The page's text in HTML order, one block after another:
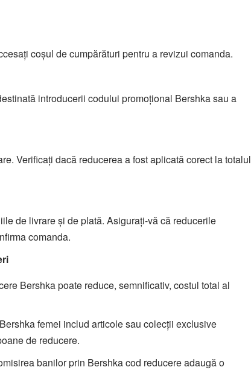
coșul de cumpărături pentru a revizui comanda.
introducerii codului promoțional Bershka sau a
Verificați dacă reducerea a fost aplicată corect la totalul
de livrare și de plată. Asigurați-vă că reducerile
comanda.
Bershka poate reduce, semnificativ, costul total al
femei includ articole sau colecții exclusive
de reducere.
banilor prin Bershka cod reducere adaugă o